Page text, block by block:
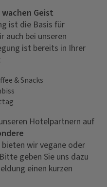
Geist
ist die Basis für
auch bei unseren
ist bereits in Ihrer
& Snacks
Hotelpartnern auf
bieten wir vegane oder
geben Sie uns dazu
einen kurzen